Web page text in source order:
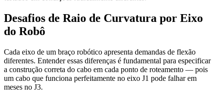
Desafios de Raio de Curvatura por Eixo
do Robô
Cada eixo de um braço robótico apresenta demandas de flexão
diferentes. Entender essas diferenças é fundamental para especificar
a construção correta do cabo em cada ponto de roteamento — pois
um cabo que funciona perfeitamente no eixo J1 pode falhar em
meses no J3.